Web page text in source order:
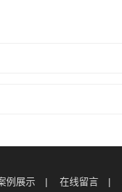
例展示 在线留言